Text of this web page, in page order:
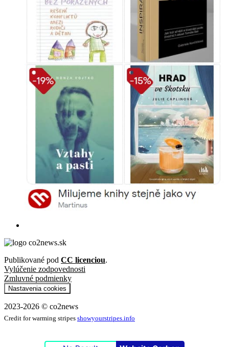
Publikované pod CC licenciou.
Vylúčenie zodpovednosti
Zmluvné podmienky
Nastavenia cookies
2023-2026 © co2news
Credit for warming stripes showyourstripes.info